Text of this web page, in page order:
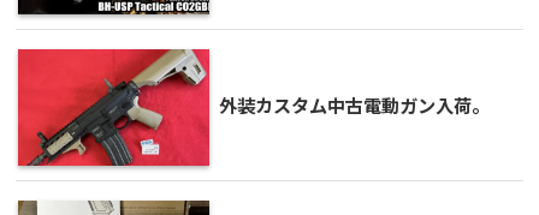
外装カスタム中古電動ガン入荷。